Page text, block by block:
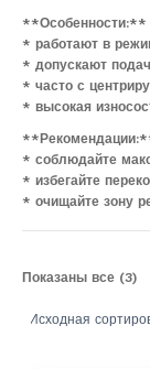
**Особенности:**
* работают в
* допускают
* часто с
* высокая
* соблюдайте
* избегайте
* очищайте зону
Показаны все (3)